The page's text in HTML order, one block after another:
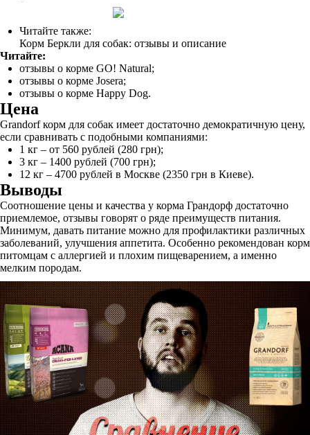
Читайте также:
Корм Беркли для собак: отзывы и описание
Читайте:
отзывы о корме GO! Natural;
отзывы о корме Josera;
отзывы о корме Happy Dog.
Цена
Grandorf корм для собак имеет достаточно демократичную цену,
если сравнивать с подобными компаниями:
1 кг – от 560 рублей (280 грн);
3 кг – 1400 рублей (700 грн);
12 кг – 4700 рублей в Москве (2350 грн в Киеве).
Выводы
Соотношение цены и качества у корма Грандорф достаточно
приемлемое, отзывы говорят о ряде преимуществ питания.
Минимум, давать питание можно для профилактики различных
заболеваний, улучшения аппетита. Особенно рекомендован корм
питомцам с аллергией и плохим пищеварением, а именно
мелким породам.